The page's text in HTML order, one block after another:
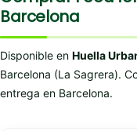
Barcelona
Disponible en Huella
Barcelona (La Sagrera).
entrega en Barcelona.